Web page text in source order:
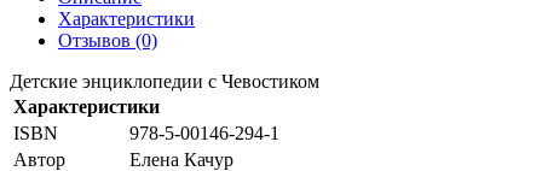
Характеристики
Отзывов (0)
Детские энциклопедии с Чевостиком
Характеристики
ISBN
978-5-00146-294-1
Автор
Елена Качур